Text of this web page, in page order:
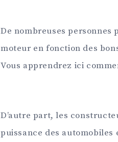
De nombreuses personnes
moteur en fonction des
Vous apprendrez ici
D’autre part, les
puissance des automobiles